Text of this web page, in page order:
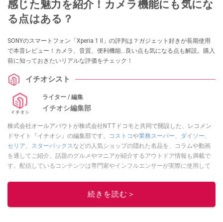
感じた魅力を紹介！カメラ機能にも気にな
る点はある？
SONYのスマートフォン「Xperia 1 II」の評判は？ガジェット好きが長期使用
で本音レビュー！カメラ、音質、便利機能…良い点も気になる点も解説。購入
前に知っておきたいリアルな評価をチェック！
イチオシスト
ライター / 編集
イチオシ編集部
株式会社オールアバウトが株式会社NTTドコモと共同で開設した、レコメン
ドサイト『イチオシ』の編集部です。
コストコや業務スーパー ダイソー
セリア
スターバックス などの人気ショップの隠れた名品を、コラムや動画
を通してご紹介。話題のグルメやマニアが紹介するアウトドア情報も満載で
す。配信しているコンテンツは専門家やインフルエンサーが実際に使用して
ニュースでフォロー
続きを読む＞